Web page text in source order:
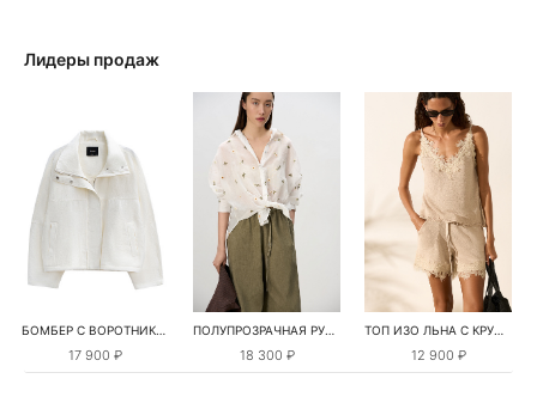
Лидеры продаж
БОМБЕР С ВОРОТНИКОМ-СТОЙКОЙ
17 900 ₽
ПОЛУПРОЗРАЧНАЯ РУБАШКА С РОМАШКАМИ
18 300 ₽
ТОП ИЗО ЛЬНА С КРУЖЕВОМ
12 900 ₽